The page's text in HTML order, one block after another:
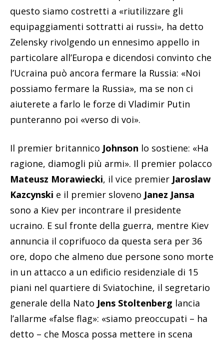
questo siamo costretti a «riutilizzare gli
equipaggiamenti sottratti ai russi», ha detto
Zelensky rivolgendo un ennesimo appello in
particolare all’Europa e dicendosi convinto che
l’Ucraina può ancora fermare la Russia: «Noi
possiamo fermare la Russia», ma se non ci
aiuterete a farlo le forze di Vladimir Putin
punteranno poi «verso di voi».
Il premier britannico Johnson lo sostiene: «Ha
ragione, diamogli più armi». Il premier polacco
Mateusz Morawiecki, il vice premier Jaroslaw
Kazcynski e il premier sloveno Janez Jansa
sono a Kiev per incontrare il presidente
ucraino. E sul fronte della guerra, mentre Kiev
annuncia il coprifuoco da questa sera per 36
ore, dopo che almeno due persone sono morte
in un attacco a un edificio residenziale di 15
piani nel quartiere di Sviatochine, il segretario
generale della Nato Jens Stoltenberg lancia
l’allarme «false flag»: «siamo preoccupati – ha
detto – che Mosca possa mettere in scena